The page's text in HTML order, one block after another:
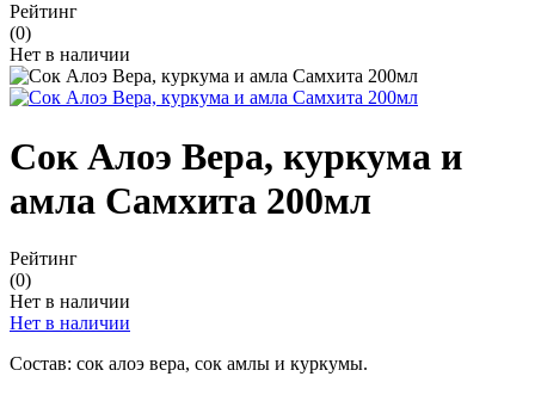
Рейтинг
(0)
Нет в наличии
Сок Алоэ Вера, куркума и
амла Самхита 200мл
Рейтинг
(0)
Нет в наличии
Нет в наличии
Состав: сок алоэ вера, сок амлы и куркумы.